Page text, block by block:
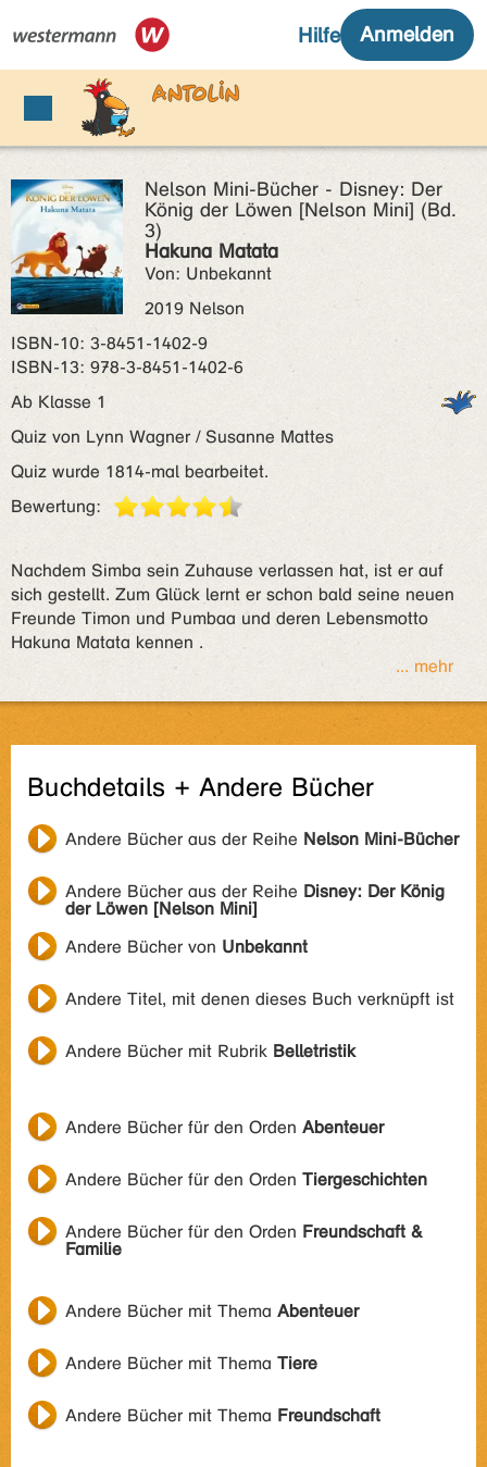
Nelson Mini-Bücher - Disney: Der
König der Löwen [Nelson Mini] (Bd.
3)
Hakuna Matata
Von: Unbekannt
2019 Nelson
ISBN‑10: 3-8451-1402-9
ISBN‑13: 978-3-8451-1402-6
Ab Klasse 1
Quiz von Lynn Wagner / Susanne Mattes
Quiz wurde 1814-mal bearbeitet.
Bewertung:
Nachdem Simba sein Zuhause verlassen hat, ist er auf
sich gestellt. Zum Glück lernt er schon bald seine neuen
Freunde Timon und Pumbaa und deren Lebensmotto
Hakuna Matata kennen .
... mehr
Buchdetails + Andere Bücher
Andere Bücher aus der Reihe Nelson Mini-Bücher
Andere Bücher aus der Reihe Disney: Der König
der Löwen [Nelson Mini]
Andere Bücher von Unbekannt
Andere Titel, mit denen dieses Buch verknüpft ist
Andere Bücher mit Rubrik Belletristik
Andere Bücher für den Orden Abenteuer
Andere Bücher für den Orden Tiergeschichten
Andere Bücher für den Orden Freundschaft &
Familie
Andere Bücher mit Thema Abenteuer
Andere Bücher mit Thema Tiere
Andere Bücher mit Thema Freundschaft